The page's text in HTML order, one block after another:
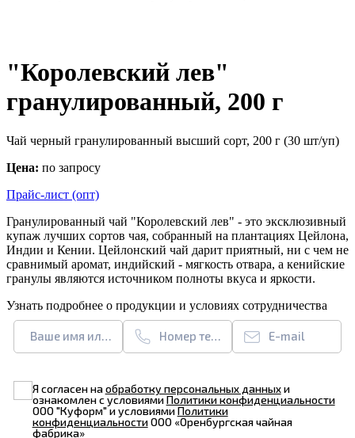
"Королевский лев"
гранулированный, 200 г
Чай черный гранулированный высший сорт, 200 г (30 шт/уп)
Цена: по запросу
Прайс-лист (опт)
Гранулированный чай "Королевский лев" - это эксклюзивный
купаж лучших сортов чая, собранный на плантациях Цейлона,
Индии и Кении. Цейлонский чай дарит приятный, ни с чем не
сравнимый аромат, индийский - мягкость отвара, а кенийские
гранулы являются источником полноты вкуса и яркости.
Узнать подробнее о продукции и условиях сотрудничества
Номер телефона E-mail
Я согласен наобработку персональных данныхи
ознакомлен с условиямиПолитики конфиденциальности
ООО "Куформ" и условиямиПолитики
конфиденциальностиООО «Оренбургская чайная
фабрика»